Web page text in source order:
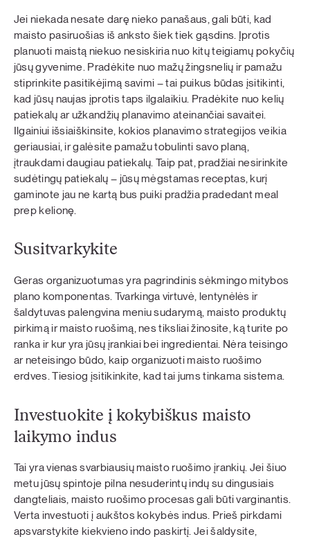
Jei niekada nesate darę nieko panašaus, gali būti, kad
maisto pasiruošias iš anksto šiek tiek gąsdins. Įprotis
planuoti maistą niekuo nesiskiria nuo kitų teigiamų pokyčių
jūsų gyvenime. Pradėkite nuo mažų žingsnelių ir pamažu
stiprinkite pasitikėjimą savimi – tai puikus būdas įsitikinti,
kad jūsų naujas įprotis taps ilgalaikiu. Pradėkite nuo kelių
patiekalų ar užkandžių planavimo ateinančiai savaitei.
Ilgainiui išsiaiškinsite, kokios planavimo strategijos veikia
geriausiai, ir galėsite pamažu tobulinti savo planą,
įtraukdami daugiau patiekalų. Taip pat, pradžiai nesirinkite
sudėtingų patiekalų – jūsų mėgstamas receptas, kurį
gaminote jau ne kartą bus puiki pradžia pradedant meal
prep kelionę.
Susitvarkykite
Geras organizuotumas yra pagrindinis sėkmingo mitybos
plano komponentas. Tvarkinga virtuvė, lentynėlės ir
šaldytuvas palengvina meniu sudarymą, maisto produktų
pirkimą ir maisto ruošimą, nes tiksliai žinosite, ką turite po
ranka ir kur yra jūsų įrankiai bei ingredientai. Nėra teisingo
ar neteisingo būdo, kaip organizuoti maisto ruošimo
erdves. Tiesiog įsitikinkite, kad tai jums tinkama sistema.
Investuokite į kokybiškus maisto
laikymo indus
Tai yra vienas svarbiausių maisto ruošimo įrankių. Jei šiuo
metu jūsų spintoje pilna nesuderintų indų su dingusiais
dangteliais, maisto ruošimo procesas gali būti varginantis.
Verta investuoti į aukštos kokybės indus. Prieš pirkdami
apsvarstykite kiekvieno indo paskirtį. Jei šaldysite,